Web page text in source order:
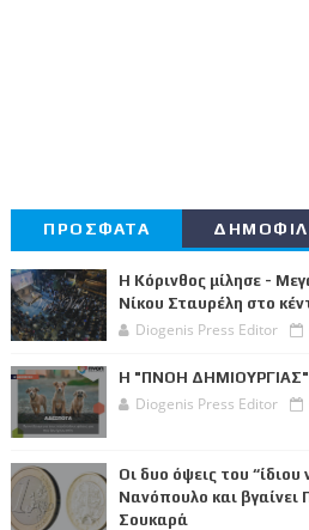
ΠΡΟΣΦΑΤΑ
Η Κόρινθος μίλησε -
Νίκου Σταυρέλη στο
Diogenis Press Editor
Η "ΠΝΟΗ
Diogenis Press Editor
Οι δυο όψεις του
Νανόπουλο και βγαίνει
Σουκαρά